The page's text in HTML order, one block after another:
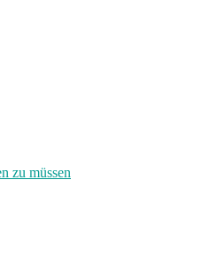
zu müssen